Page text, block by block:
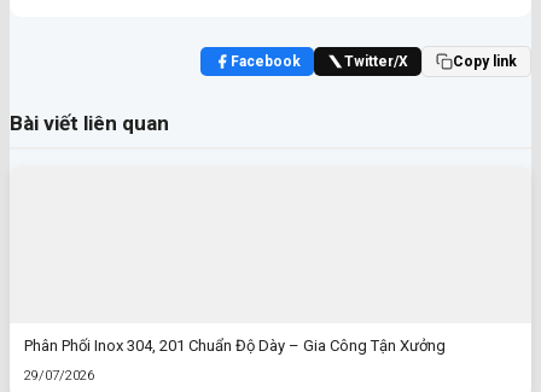
Facebook Twitter/X Copy link
Bài viết liên quan
Phân Phối Inox 304, 201 Chuẩn Độ Dày – Gia Công Tận Xưởng
29/07/2026